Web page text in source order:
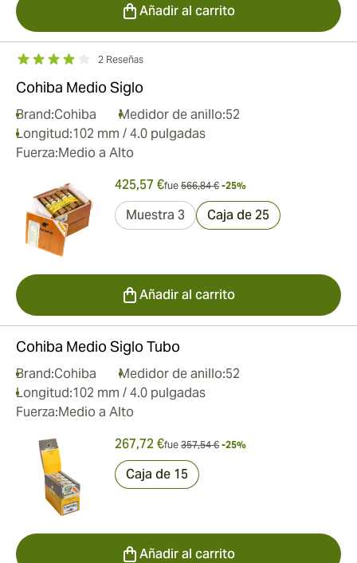
Añadir al carrito
2 Reseñas
Cohiba Medio Siglo
Brand:Cohiba Medidor de anillo:52
Longitud:102 mm / 4.0 pulgadas
Fuerza:Medio a Alto
425,57 €fue 566,84 € -25%
Muestra 3 Caja de 25
Añadir al carrito
Cohiba Medio Siglo Tubo
Brand:Cohiba Medidor de anillo:52
Longitud:102 mm / 4.0 pulgadas
Fuerza:Medio a Alto
267,72 €fue 357,54 € -25%
Caja de 15
Añadir al carrito